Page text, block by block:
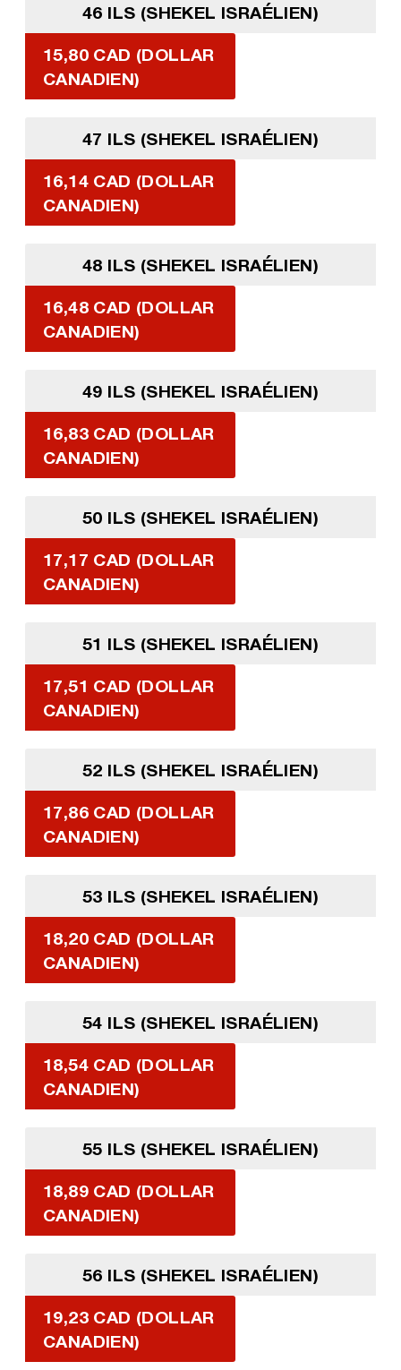
46 ILS (SHEKEL ISRAÉLIEN)
15,80 CAD (DOLLAR
CANADIEN)
47 ILS (SHEKEL ISRAÉLIEN)
16,14 CAD (DOLLAR
CANADIEN)
48 ILS (SHEKEL ISRAÉLIEN)
16,48 CAD (DOLLAR
CANADIEN)
49 ILS (SHEKEL ISRAÉLIEN)
16,83 CAD (DOLLAR
CANADIEN)
50 ILS (SHEKEL ISRAÉLIEN)
17,17 CAD (DOLLAR
CANADIEN)
51 ILS (SHEKEL ISRAÉLIEN)
17,51 CAD (DOLLAR
CANADIEN)
52 ILS (SHEKEL ISRAÉLIEN)
17,86 CAD (DOLLAR
CANADIEN)
53 ILS (SHEKEL ISRAÉLIEN)
18,20 CAD (DOLLAR
CANADIEN)
54 ILS (SHEKEL ISRAÉLIEN)
18,54 CAD (DOLLAR
CANADIEN)
55 ILS (SHEKEL ISRAÉLIEN)
18,89 CAD (DOLLAR
CANADIEN)
56 ILS (SHEKEL ISRAÉLIEN)
19,23 CAD (DOLLAR
CANADIEN)